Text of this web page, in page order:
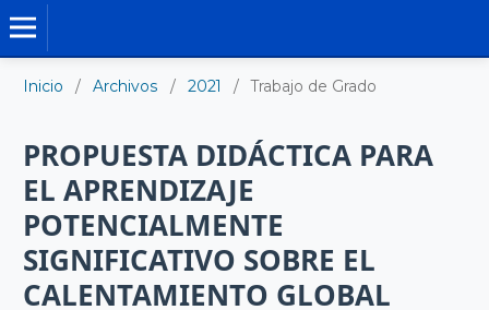
Inicio / Archivos / 2021 / Trabajo de Grado
PROPUESTA DIDÁCTICA PARA
EL APRENDIZAJE
POTENCIALMENTE
SIGNIFICATIVO SOBRE EL
CALENTAMIENTO GLOBAL